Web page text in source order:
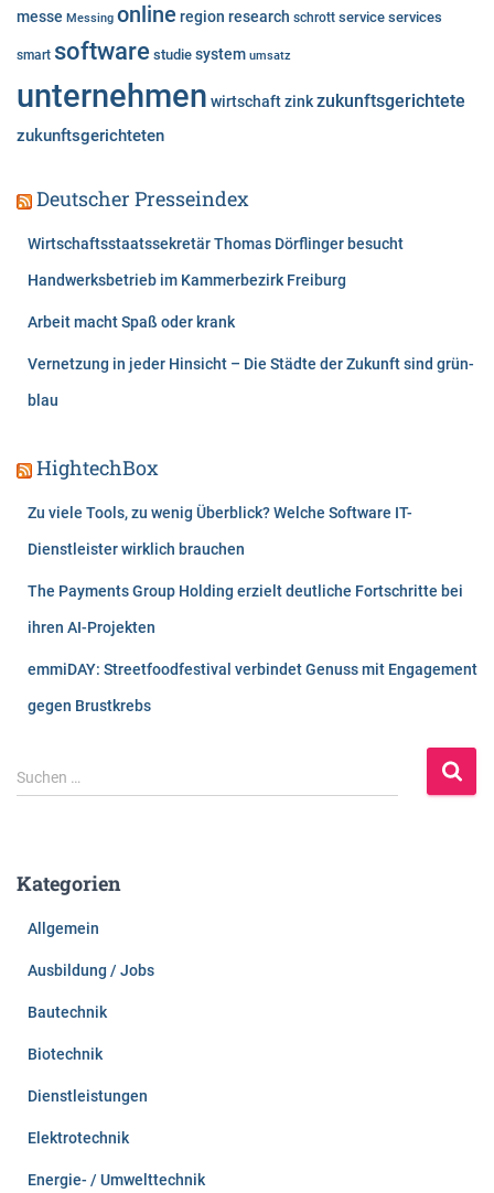
messe Messing online region research schrott service services
smart software studie system umsatz
unternehmen wirtschaftzinkzukunftsgerichtete
zukunftsgerichteten
Deutscher Presseindex
Wirtschaftsstaatssekretär Thomas Dörflinger besucht
Handwerksbetrieb im Kammerbezirk Freiburg
Arbeit macht Spaß oder krank
Vernetzung in jeder Hinsicht – Die Städte der Zukunft sind grün-
blau
HightechBox
Zu viele Tools, zu wenig Überblick? Welche Software IT-
Dienstleister wirklich brauchen
The Payments Group Holding erzielt deutliche Fortschritte bei
ihren AI-Projekten
emmiDAY: Streetfoodfestival verbindet Genuss mit Engagement
gegen Brustkrebs
S
u
n
Suchen …
Kategorien
Allgemein
Ausbildung / Jobs
Bautechnik
Biotechnik
Dienstleistungen
Elektrotechnik
Energie- / Umwelttechnik